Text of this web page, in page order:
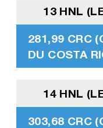
13 HNL
281,99 CRC
DU COSTA
14 HNL
303,68 CRC